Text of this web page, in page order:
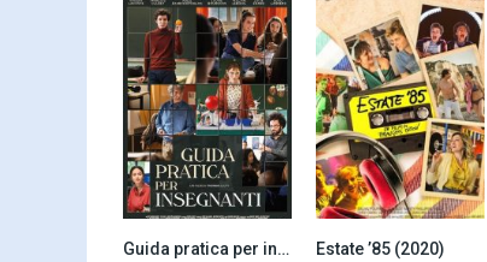
6.6Guida pratica per insegnanti (2023) Estate ’85 (2020)